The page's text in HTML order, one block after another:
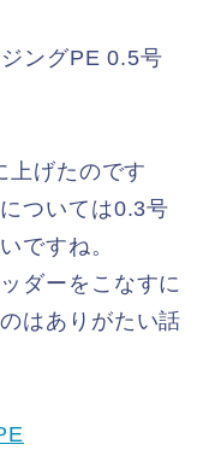
ングPE 0.5号
上げたのです
ついては0.3号
ですね。
ダーをこなすに
はありがたい話